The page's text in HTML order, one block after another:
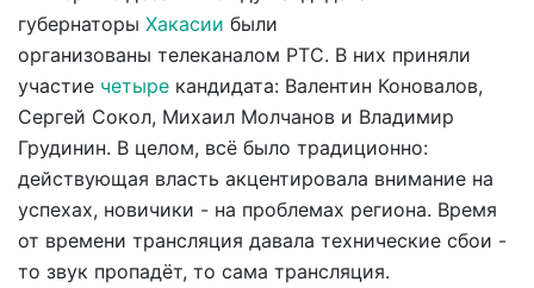
губернаторы Хакасии были
организованы телеканалом РТС. В них приняли
участие четыре кандидата: Валентин Коновалов,
Сергей Сокол, Михаил Молчанов и Владимир
Грудинин. В целом, всё было традиционно:
действующая власть акцентировала внимание на
успехах, новичики - на проблемах региона. Время
от времени трансляция давала технические сбои -
то звук пропадёт, то сама трансляция.